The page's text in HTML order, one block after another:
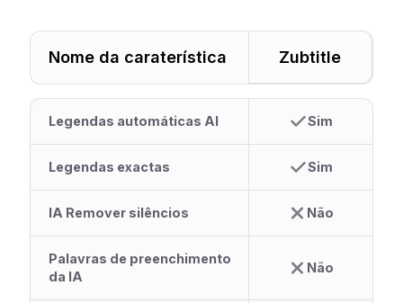
Nome da caraterística Zubtitle
Legendas automáticas AI Sim
Legendas exactas Sim
IA Remover silêncios Não
Palavras de preenchimento
da IA
Não